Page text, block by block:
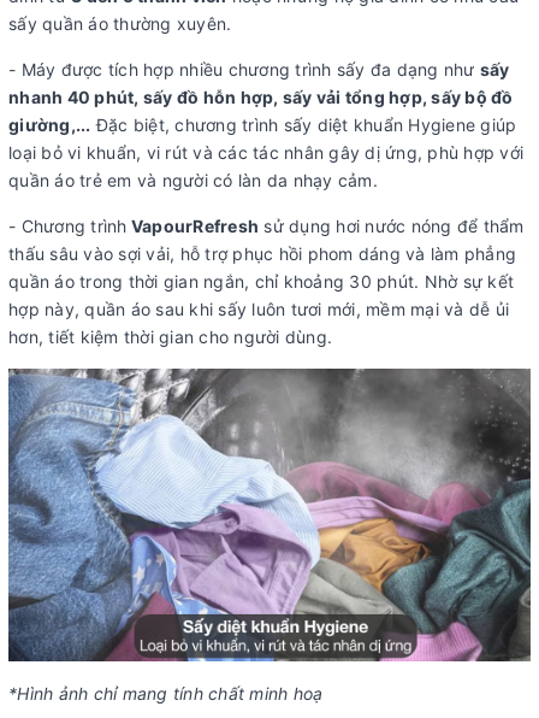
sấy quần áo thường xuyên.
- Máy được tích hợp nhiều chương trình sấy đa dạng như sấy
nhanh 40 phút, sấy đồ hỗn hợp, sấy vải tổng hợp, sấy bộ đồ
giường,... Đặc biệt, chương trình sấy diệt khuẩn Hygiene giúp
loại bỏ vi khuẩn, vi rút và các tác nhân gây dị ứng, phù hợp với
quần áo trẻ em và người có làn da nhạy cảm.
- Chương trình VapourRefresh sử dụng hơi nước nóng để thẩm
thấu sâu vào sợi vải, hỗ trợ phục hồi phom dáng và làm phẳng
quần áo trong thời gian ngắn, chỉ khoảng 30 phút. Nhờ sự kết
hợp này, quần áo sau khi sấy luôn tươi mới, mềm mại và dễ ủi
hơn, tiết kiệm thời gian cho người dùng.
*Hình ảnh chỉ mang tính chất minh hoạ